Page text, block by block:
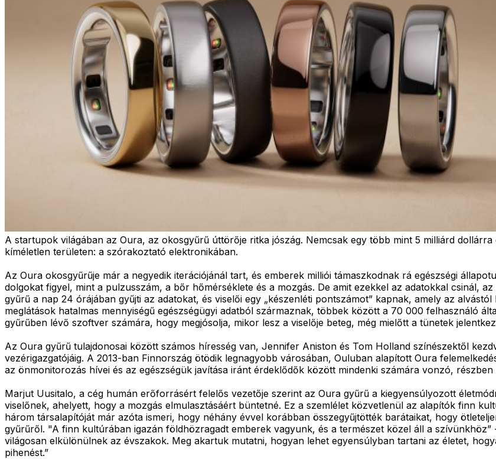
A startupok világában az Oura, az okosgyűrű úttörője ritka jószág. Nemcsak egy több mint 5 milliárd
kíméletlen területen: a szórakoztató elektronikában.
Az Oura okosgyűrűje már a negyedik iterációjánál tart, és emberek milliói támaszkodnak rá egészségi
dolgokat figyel, mint a pulzusszám, a bőr hőmérséklete és a mozgás. De amit ezekkel az adatokkal csinál,
gyűrű a nap 24 órájában gyűjti az adatokat, és viselői egy „készenléti pontszámot” kapnak, amely az
meglátások hatalmas mennyiségű egészségügyi adatból származnak, többek között a 70 000 felhasználó
gyűrűben lévő szoftver számára, hogy megjósolja, mikor lesz a viselője beteg, még mielőtt a tünetek
Az Oura gyűrű tulajdonosai között számos híresség van, Jennifer Aniston és Tom Holland színészektől
vezérigazgatójáig. A 2013-ban Finnország ötödik legnagyobb városában, Ouluban alapított Oura
az önmonitorozás hívei és az egészségük javítása iránt érdeklődők között mindenki számára vonzó,
Marjut Uusitalo, a cég humán erőforrásért felelős vezetője szerint az Oura gyűrű a kiegyensúlyozott
viselőnek, ahelyett, hogy a mozgás elmulasztásáért büntetné. Ez a szemlélet közvetlenül az alapítók finn
három társalapítóját már azóta ismeri, hogy néhány évvel korábban összegyűjtötték barátaikat, hogy
gyűrűről. "A finn kultúrában igazán földhözragadt emberek vagyunk, és a természet közel áll a
világosan elkülönülnek az évszakok. Meg akartuk mutatni, hogyan lehet egyensúlyban tartani az életet,
pihenést.”